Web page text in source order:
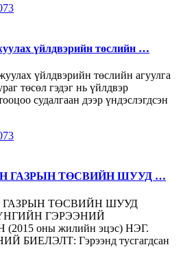
үйлдвэрийн төслийн …
үйлдвэрийн төслийн агуулга
төсөл гэдэг нь үйлдвэр
судалгаан дээр үндэслэгдсэн
ГАЗРЫН ТӨСВИЙН ШУУД …
ТӨСВИЙН ШУУД
ГЭРЭЭНИЙ
оны жилийн эцэс) НЭГ.
Гэрээнд тусгагдсан